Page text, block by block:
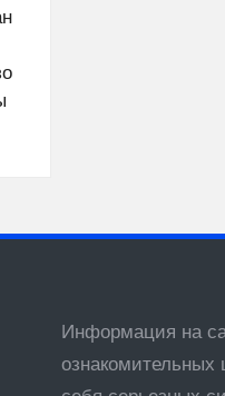
Информация на
ознакомительных